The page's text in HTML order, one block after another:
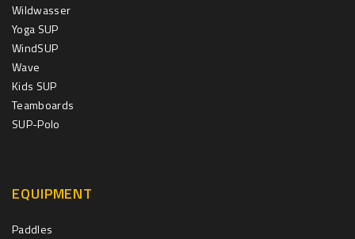
Wildwasser
Yoga SUP
WindSUP
Wave
Kids SUP
Teamboards
SUP-Polo
EQUIPMENT
Paddles